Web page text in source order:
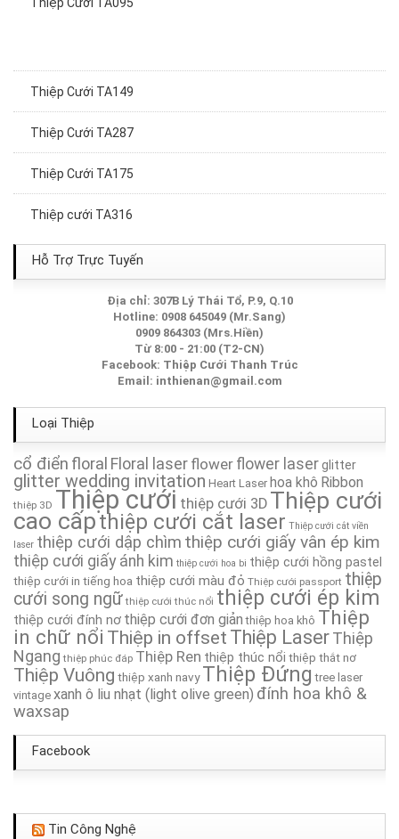
Thiệp Cưới TA193
Thiệp Cưới TA223A
Thiệp Cưới TA199
Thiệp Cưới TA017
Thiệp cưới TA320
Thiệp Cưới TA110
Thiệp Cưới TA276
Thiệp Cưới TA095
Hỗ Trợ Trực Tuyến
Địa chỉ: 307B Lý Thái Tổ, P.9, Q.10
Hotline: 0908 645049 (Mr.Sang)
0909 864303 (Mrs.Hiền)
Từ 8:00 - 21:00 (T2-CN)
Facebook: Thiệp Cưới Thanh Trúc
Email: inthienan@gmail.com
Loại Thiệp
cổ điển floral Floral laser flower flower laserglitter
glitter wedding invitation Heart Laser hoa khô Ribbon
thiệp 3D Thiệp cưới thiệp cưới 3D Thiệp cưới
cao cấpthiệp cưới cắt laser Thiệp cưới cắt viền
laser thiệp cưới dập chìm thiệp cưới giấy vân ép kim
thiệp cưới giấy ánh kim thiệp cưới hoa bi thiệp cưới hồng pastel
thiệp cưới in tiếng hoa thiệp cưới màu đỏ Thiệp cưới passport thiệp
cưới song ngữ thiệp cưới thúc nổi thiệp cưới ép kim
thiệp cưới đính nơ thiệp cưới đơn giản thiệp hoa khô Thiệp
in chữ nổi Thiệp in offset Thiệp LaserThiệp
Ngang thiệp phúc đáp Thiệp Ren thiệp thúc nổi thiệp thắt nơ
Thiệp Vuông thiệp xanh navy Thiệp Đứng tree laser
vintage xanh ô liu nhạt (light olive green) đính hoa khô &
waxsap
Facebook
Tin Công Nghệ